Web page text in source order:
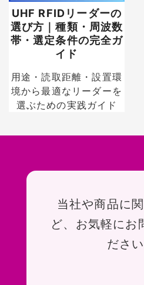
UHF RFIDリーダーの
選び方｜種類・周波数
帯・選定条件の完全ガ
イド
用途・読取距離・設置環
境から最適なリーダーを
選ぶための実践ガイド
お問い合わせ
当社や商品に
ど、お気軽にお
ださい